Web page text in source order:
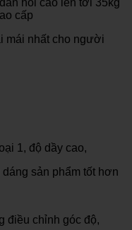
cấp
mái nhất cho người
1, độ dầy cao,
sản phẩm tốt hơn
điều chỉnh góc độ,